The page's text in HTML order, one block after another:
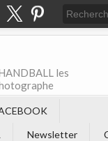
les
Newsletter